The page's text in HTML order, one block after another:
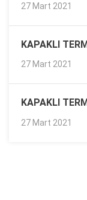
27 Mart 2021
KAPAKLI
27 Mart 2021
KAPAKLI
27 Mart 2021